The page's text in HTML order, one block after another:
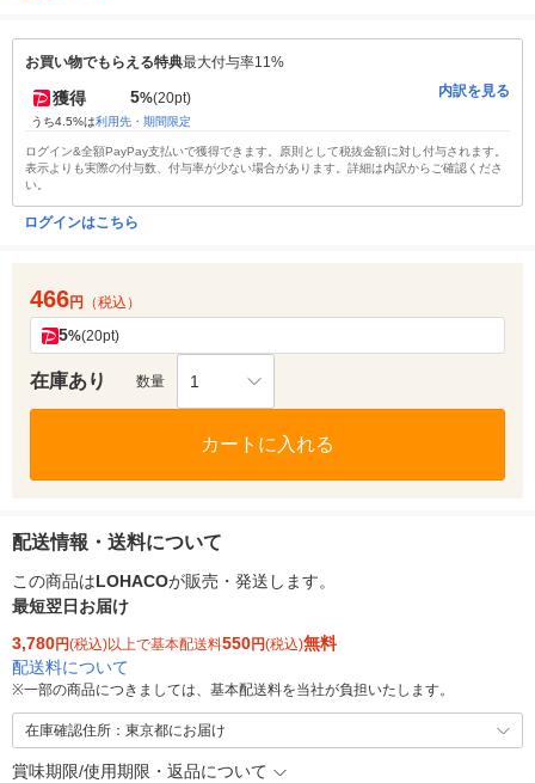
お買い物でもらえる特典最大付与率11%
獲得 5%(20pt)
うち4.5%は利用先・期間限定
内訳を見る
ログイン&全額PayPay支払いで獲得できます。原則として税抜金額に対し付与されます。
表示よりも実際の付与数、付与率が少ない場合があります。詳細は内訳からご確認くださ
い。
ログインはこちら
466円 （税込）
5%(20pt)
在庫あり 数量 1
カートに入れる
配送情報・送料について
この商品はLOHACOが販売・発送します。
最短翌日お届け
3,780円(税込)以上で基本配送料550円(税込)無料
配送料について
※一部の商品につきましては、基本配送料を当社が負担いたします。
在庫確認住所：東京都にお届け
賞味期限/使用期限・返品について